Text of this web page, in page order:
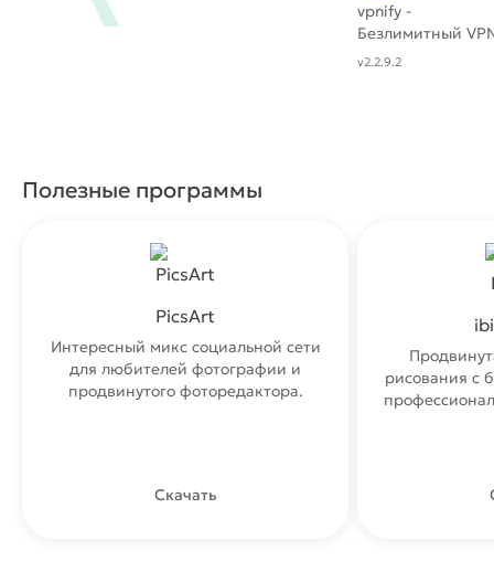
vpnify -
Безлимитный
v2.2.9.2
Полезные программы
PicsArt
Интересный микс социальной сети
для любителей фотографии и
продвинутого фоторедактора.
Скачать
рисования с